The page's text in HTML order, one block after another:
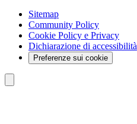
Sitemap
Community Policy
Cookie Policy e Privacy
Dichiarazione di accessibilità
Preferenze sui cookie